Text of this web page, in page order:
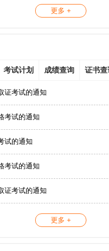
更多 +
考试计划 成绩查询 证书查
证考试的通知
考试的通知
试的通知
考试的通知
证考试的通知
更多 +